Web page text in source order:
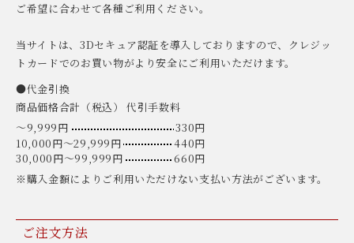
ご希望に合わせて各種ご利用ください。
当サイトは、3Dセキュア認証を導入しておりますので、クレジッ
トカードでのお買い物がより安全にご利用いただけます。
●代金引換
商品価格合計（税込） 代引手数料
〜9,999円
330円
10,000円〜29,999円
440円
30,000円〜99,999円
660円
※購入金額によりご利用いただけない支払い方法がございます。
ご注文方法